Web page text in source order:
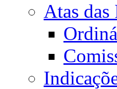
Atas das